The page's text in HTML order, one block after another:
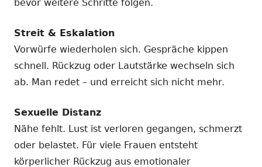
bevor weitere Schritte folgen.
Streit & Eskalation
Vorwürfe wiederholen sich. Gespräche kippen
schnell. Rückzug oder Lautstärke wechseln sich
ab. Man redet – und erreicht sich nicht mehr.
Sexuelle Distanz
Nähe fehlt. Lust ist verloren gegangen, schmerzt
oder belastet. Für viele Frauen entsteht
körperlicher Rückzug aus emotionaler